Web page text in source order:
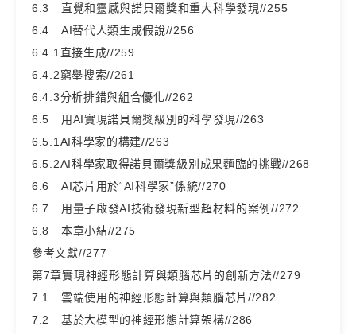
6.3 直覺和靈感與諾貝爾獎和重大科學發現//255
6.4 AI替代人類生成假說//256
6.4.1直接生成//259
6.4.2窮舉搜索//261
6.4.3分析排錯與組合優化//262
6.5 用AI實現諾貝爾獎級別的科學發現//263
6.5.1AI科學家的構建//263
6.5.2AI科學家取得諾貝爾獎級別成果麵臨的挑戰//268
6.6 AI芯片用於“AI科學家”係統//270
6.7 用量子啟發AI技術發現新型超材料的案例//272
6.8 本章小結//275
參考文獻//277
第7章實現神經形態計算與類腦芯片的創新方法//279
7.1 雲端使用的神經形態計算與類腦芯片//282
7.2 基於大模型的神經形態計算架構//286